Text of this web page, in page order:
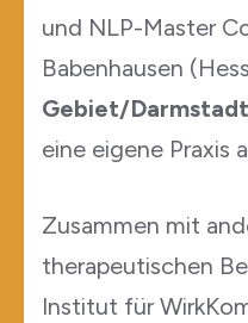
und NLP-Master
Babenhausen
Gebiet/
eine eigene Praxis
Zusammen mit
therapeutischen
Institut für